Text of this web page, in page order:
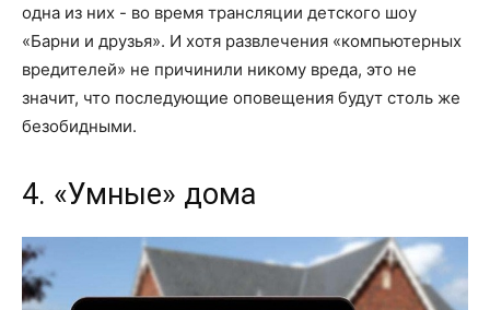
одна из них - во время трансляции детского шоу
«Барни и друзья». И хотя развлечения «компьютерных
вредителей» не причинили никому вреда, это не
значит, что последующие оповещения будут столь же
безобидными.
4. «Умные» дома